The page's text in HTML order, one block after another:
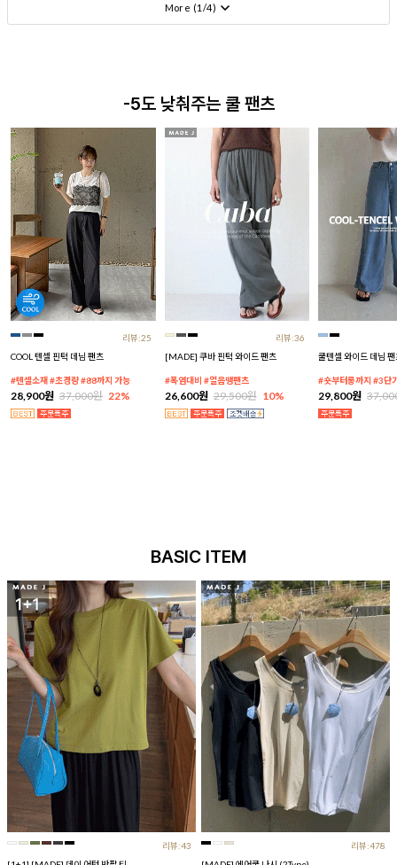
More (1 /4)
-5도 낮춰주는 쿨 팬츠
리뷰:25
COOL 텐셀 핀턱 데님 팬츠
#텐셀소재 #초경량 #88까지 가능
28,900원 37,000원 22%
리뷰:36
[MADE] 쿠바 핀턱 와이드 팬츠
#폭염대비 #얼음땡팬츠
26,600원 29,500원 10%
쿨텐셀 와이드 데님 팬
#숏부터롱까지 #3단
29,800원
BASIC ITEM
리뷰:43
리뷰:478